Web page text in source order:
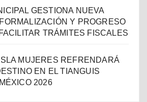
GESTIONA NUEVA
Y PROGRESO
TRÁMITES FISCALES
MUJERES REFRENDARÁ
EN EL TIANGUIS
2026